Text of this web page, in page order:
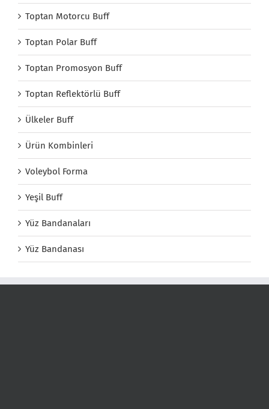
Toptan Motorcu Buff
Toptan Polar Buff
Toptan Promosyon Buff
Toptan Reflektörlü Buff
Ülkeler Buff
Ürün Kombinleri
Voleybol Forma
Yeşil Buff
Yüz Bandanaları
Yüz Bandanası